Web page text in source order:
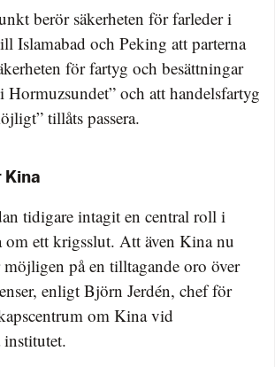
berör säkerheten för farleder i
Islamabad och Peking att parterna
för fartyg och besättningar
Hormuzsundet” och att handelsfartyg
tillåts passera.
Kina
tidigare intagit en central roll i
ett krigsslut. Att även Kina nu
på en tilltagande oro över
enligt Björn Jerdén, chef för
om Kina vid